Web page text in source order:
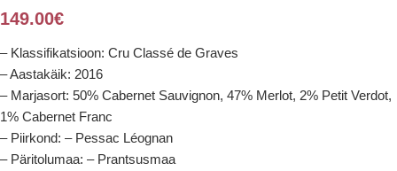
149.00€
– Klassifikatsioon: Cru Classé de Graves
– Aastakäik: 2016
– Marjasort: 50% Cabernet Sauvignon, 47% Merlot, 2% Petit Verdot,
1% Cabernet Franc
– Piirkond: – Pessac Léognan
– Päritolumaa: – Prantsusmaa